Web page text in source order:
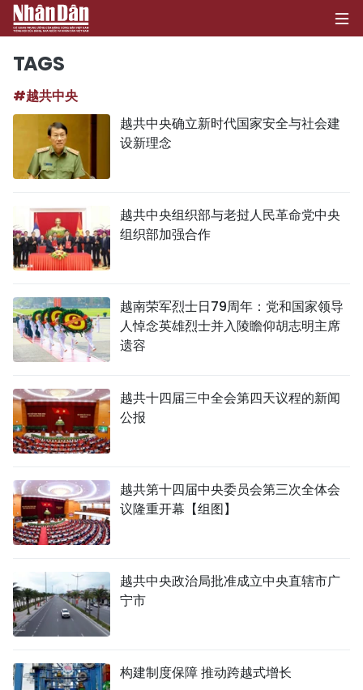
政治
社会
文化
体育
旅游
史海
图表新闻
TAGS
#越共中央
越共中央确立新时代国家安全与社会建
设新理念
越共中央组织部与老挝人民革命党中央
组织部加强合作
越南荣军烈士日79周年：党和国家领导
人悼念英雄烈士并入陵瞻仰胡志明主席
遗容
越共十四届三中全会第四天议程的新闻
公报
越共第十四届中央委员会第三次全体会
议隆重开幕【组图】
越共中央政治局批准成立中央直辖市广
宁市
构建制度保障 推动跨越式增长